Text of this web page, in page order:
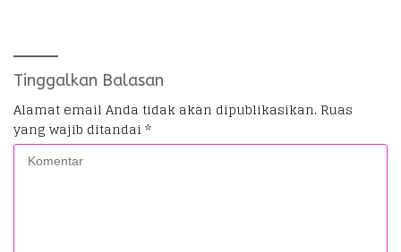
Tinggalkan Balasan
Alamat email Anda tidak akan dipublikasikan. Ruas
yang wajib ditandai *